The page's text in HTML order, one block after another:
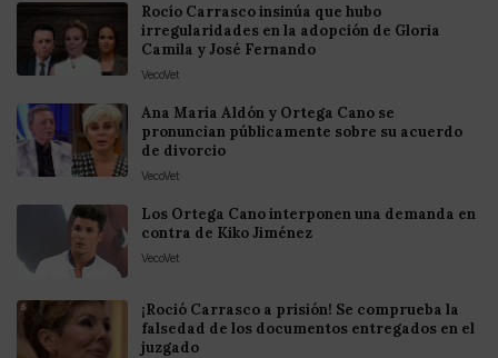
Rocío Carrasco insinúa que hubo
irregularidades en la adopción de Gloria
Camila y José Fernando
VecoVet
Ana María Aldón y Ortega Cano se
pronuncian públicamente sobre su acuerdo
de divorcio
VecoVet
Los Ortega Cano interponen una demanda en
contra de Kiko Jiménez
VecoVet
¡Roció Carrasco a prisión! Se comprueba la
falsedad de los documentos entregados en el
juzgado